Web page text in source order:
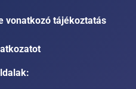
vonatkozó tájékoztatás